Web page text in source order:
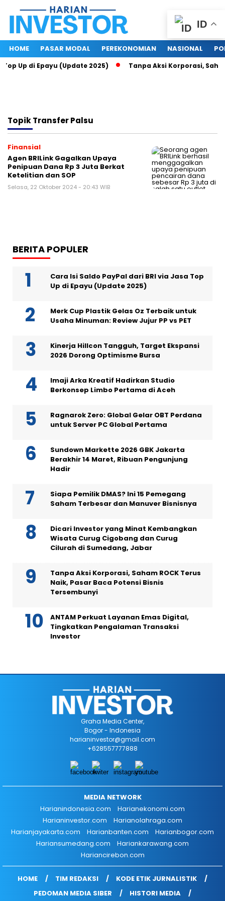
HOME PASAR MODAL PEREKONOMIAN NASIONAL
Up di Epayu (Update 2025) Tanpa Aksi Korporasi,
TopikTransfer Palsu
Finansial
Agen BRILink Gagalkan Upaya
Penipuan Dana Rp 3 Juta Berkat
Ketelitian dan SOP
Selasa, 22 Oktober 2024 - 20:43 WIB
BERITA POPULER
Cara Isi Saldo PayPal dari BRI via Jasa Top
Up di Epayu (Update 2025)
Merk Cup Plastik Gelas Oz Terbaik untuk
Usaha Minuman: Review Jujur PP vs PET
Kinerja Hillcon Tangguh, Target Ekspansi
2026 Dorong Optimisme Bursa
Imaji Arka Kreatif Hadirkan Studio
Berkonsep Limbo Pertama di Aceh
Ragnarok Zero: Global Gelar OBT Perdana
untuk Server PC Global Pertama
Sundown Markette 2026 GBK Jakarta
Berakhir 14 Maret, Ribuan Pengunjung
Hadir
Siapa Pemilik DMAS? Ini 15 Pemegang
Saham Terbesar dan Manuver Bisnisnya
Dicari Investor yang Minat Kembangkan
Wisata Curug Cigobang dan Curug
Cilurah di Sumedang, Jabar
Tanpa Aksi Korporasi, Saham ROCK Terus
Naik, Pasar Baca Potensi Bisnis
Tersembunyi
ANTAM Perkuat Layanan Emas Digital,
Tingkatkan Pengalaman Transaksi
Investor
ID
Graha Media Center,
Bogor - Indonesia
harianinvestor@gmail.com
+628557777888
MEDIA NETWORK
Harianindonesia.com
Harianekonomi.com
Harianinvestor.com
Harianolahraga.com
Harianjayakarta.com
Harianbanten.com
Harianbogor.com
Hariansumedang.com
Hariankarawang.com
Hariancirebon.com
HOME TIM REDAKSI
KODE ETIK JURNALISTIK
PEDOMAN MEDIA SIBER
HISTORI MEDIA